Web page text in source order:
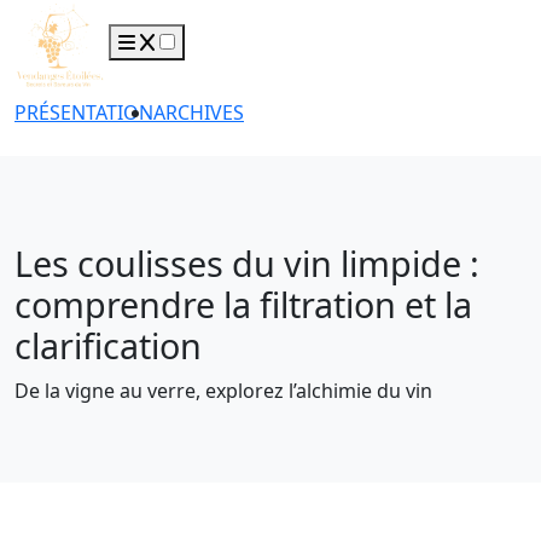
PRÉSENTATIONARCHIVES
Les coulisses du vin limpide :
comprendre la filtration et la
clarification
De la vigne au verre, explorez l’alchimie du vin